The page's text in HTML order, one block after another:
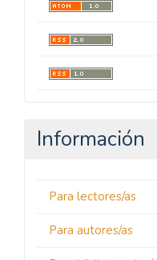
Información
Para lectores/as
Para autores/as